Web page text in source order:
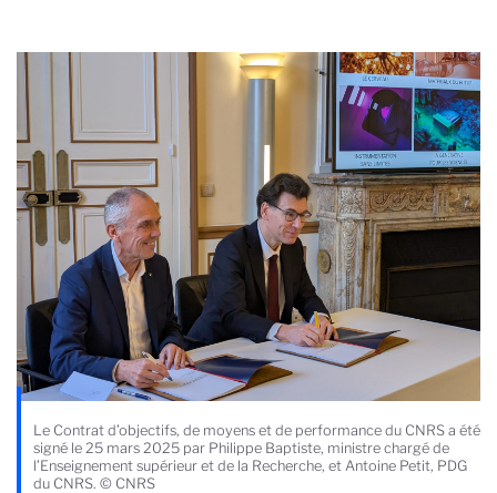
Le Contrat d’objectifs, de moyens et de performance du CNRS a été
signé le 25 mars 2025 par Philippe Baptiste, ministre chargé de
l’Enseignement supérieur et de la Recherche, et Antoine Petit, PDG
du CNRS. © CNRS